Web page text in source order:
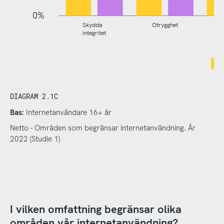
0%
Skydda
integritet
Otrygghet
DIAGRAM 2.1C
Bas: Internetanvändare 16+ år
Netto - Områden som begränsar internetanvändning. År
2022 (Studie 1)
I vilken omfattning begränsar olika